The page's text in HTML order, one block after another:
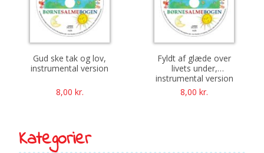
Kategorier
Gud ske tak og lov,
instrumental version
8,00 kr.
Fyldt af glæde over
livets under,
instrumental version
8,00kr.